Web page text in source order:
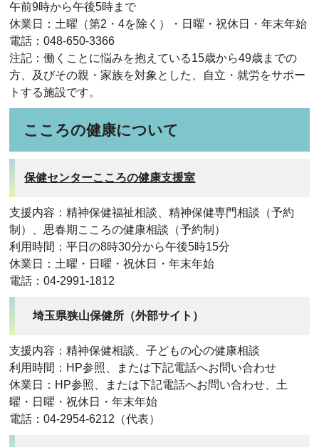
午前9時から午後5時まで
休業日：土曜（第2・4を除く）・日曜・祝休日・年末年始
電話：048-650-3366
注記：働くことに悩みを抱えている15歳から49歳までの
方、及びその親・家族を対象とした、自立・就労をサポー
トする施設です。
こころの健康について
保健センターこころの健康支援室
支援内容：精神保健福祉相談、精神保健専門相談（予約
制）、思春期こころの健康相談（予約制）
利用時間：平日の8時30分から午後5時15分
休業日：土曜・日曜・祝休日・年末年始
電話：04-2991-1812
埼玉県狭山保健所（外部サイト）
支援内容：精神保健相談、子どもの心の健康相談
利用時間：HP参照、または下記電話へお問い合わせ
休業日：HP参照、または下記電話へお問い合わせ、土
曜・日曜・祝休日・年末年始
電話：04-2954-6212（代表）